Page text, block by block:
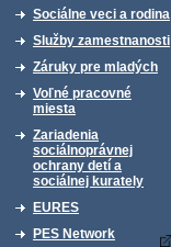
Sociálne veci a rodina
Služby zamestnanosti
Záruky pre mladých
Voľné pracovné
miesta
Zariadenia
sociálnoprávnej
ochrany detí a
sociálnej kurately
EURES
PES Network